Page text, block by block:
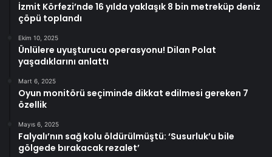
İzmit Körfezi’nde 16 yılda yaklaşık 8 bin metreküp deniz
çöpü toplandı
Ekim 10, 2025
Ünlülere uyuşturucu operasyonu! Dilan Polat
yaşadıklarını anlattı
Mart 6, 2025
Oyun monitörü seçiminde dikkat edilmesi gereken 7
özellik
Mayıs 6, 2025
Falyalı’nın sağ kolu öldürülmüştü: ‘Susurluk’u bile
gölgede bırakacak rezalet’